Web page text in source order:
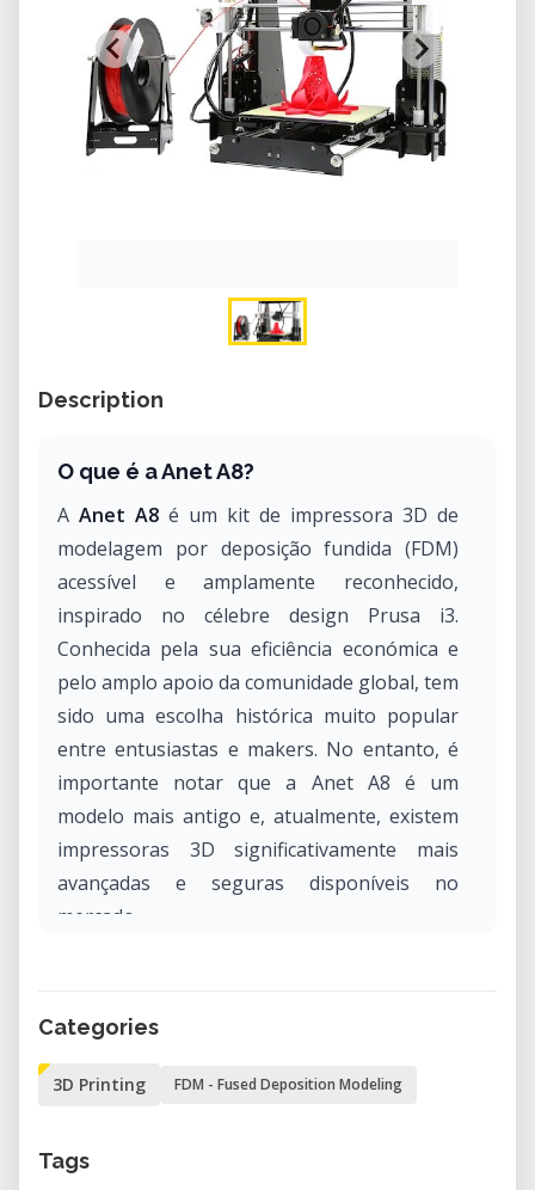
Description
O que é a Anet A8?
A Anet A8 é um kit de impressora 3D de
modelagem por deposição fundida (FDM)
acessível e amplamente reconhecido,
inspirado no célebre design Prusa i3.
Conhecida pela sua eficiência económica e
pelo amplo apoio da comunidade global, tem
sido uma escolha histórica muito popular
entre entusiastas e makers. No entanto, é
importante notar que a Anet A8 é um
modelo mais antigo e, atualmente, existem
impressoras 3D significativamente mais
avançadas e seguras disponíveis no
mercado.
Kit de montagem DIY (Do It Yourself):
automontagem completa,
Categories
3D Printing FDM - Fused Deposition Modeling
Tags